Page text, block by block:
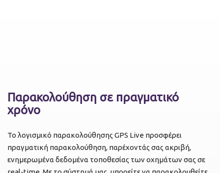
Παρακολούθηση σε πραγματικό
χρόνο
Το λογισμικό παρακολούθησης GPS Live προσφέρει
πραγματική παρακολούθηση, παρέχοντάς σας ακριβή,
ενημερωμένα δεδομένα τοποθεσίας των οχημάτων σας σε